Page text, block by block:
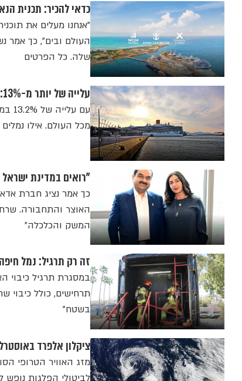
כדאי להכיר: תכנית
"אנחנו מעלים את
שלה. כל הפרטים
עלייה של יותר מ-13%: שנת שיא לענף הקרוזים ביוון
מכל העולם. אילו נמלים
"רואים במדינת
כך אמר נציג חברת
האוצר והתחבורה.
המשק והכלכלה״
זה רק תרגיל: נמל
במסגרת תרגיל כיבוי
תרחישים, כולל כיבוי
בשטח"
ציקלון אלפרד
מזג האוויר הטרופי
לביטולי הפלגות נופש